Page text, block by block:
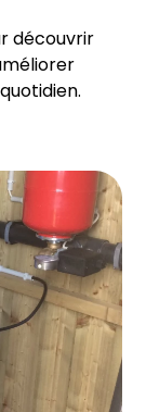
découvrir